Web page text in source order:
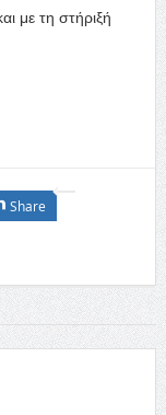
με τη στήριξή
Share